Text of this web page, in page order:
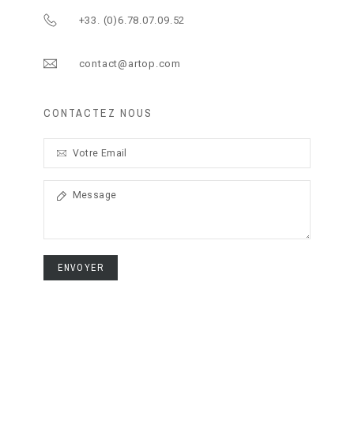
+33. (0)6.78.07.09.52
contact@artop.com
CONTACTEZ NOUS
ENVOYER